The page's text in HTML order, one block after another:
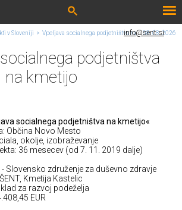
info@sent.si
08. 08. 2026
v Sloveniji > Vpeljava socialnega podjetništva na
podjetništva
na kmetijo
socialnega podjetništva na kmetijo«
Občina Novo Mesto
okolje, izobraževanje
36 mesecev (od 7. 11. 2019 dalje)
Slovensko združenje za duševno zdravje
Kmetija Kastelic
za razvoj podeželja
EUR